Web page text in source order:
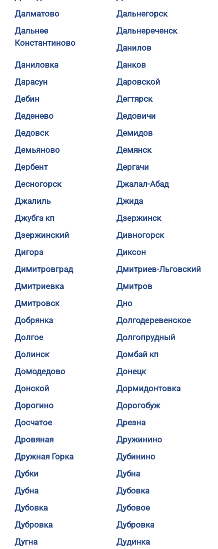
Далматово
Дальнегорск
Дальнее
Константиново
Дальнереченск
Данилов
Даниловка
Данков
Дарасун
Даровской
Дебин
Дегтярск
Деденево
Дедовичи
Дедовск
Демидов
Демьяново
Демянск
Дербент
Дергачи
Десногорск
Джалал-Абад
Джалиль
Джида
Джубга кп
Дзержинск
Дзержинский
Дивногорск
Дигора
Диксон
Димитровград
Дмитриев-Льговский
Дмитриевка
Дмитров
Дмитровск
Дно
Добрянка
Долгодеревенское
Долгое
Долгопрудный
Долинск
Домбай кп
Домодедово
Донецк
Донской
Дормидонтовка
Дорогино
Дорогобуж
Досчатое
Дрезна
Дровяная
Дружинино
Дружная Горка
Дубинино
Дубки
Дубна
Дубна
Дубовка
Дубовка
Дубовое
Дубровка
Дубровка
Дугна
Дудинка